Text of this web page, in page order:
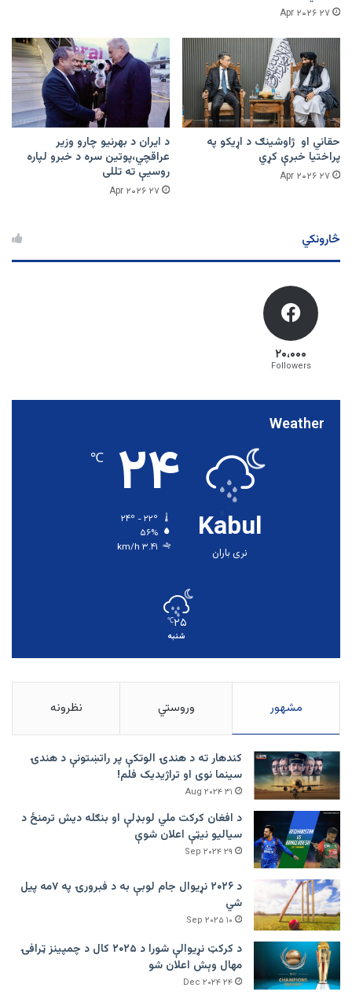
۲۷ Apr ۲۰۲۶
حقاني او ژاوشینګ د اړیکو په
پراختیا خبرې کړي
۲۷ Apr ۲۰۲۶
د ایران د بهرنیو چارو وزیر
عراقچي،پوتین سره د خبرو لپاره
روسیې ته تللی
۲۷ Apr ۲۰۲۶
څارونکي
۲۰،۰۰۰
Followers
Weather
Kabul
نری باران
۲۴ ℃
۵۶%
۳.۴۱ km/h
۲۵℃
شنبه
مشهور وروستي نظرونه
کندهار ته د هندۍ الوتکې پر راتښتونې د هندۍ
سینما نوی او تراژيديک فلم!
۳۱ Aug ۲۰۲۴
د افغان کرکت ملي لوبډلې او بنګله دیش ترمنځ د
سیالیو نیټې اعلان شوې
۲۹ Sep ۲۰۲۴
د ۲۰۲۶ نړیوال جام لوبې به د فبرورۍ په ۷مه پیل
شي
۱۰ Sep ۲۰۲۵
د کرکټ نړیوالې شورا د ۲۰۲۵ کال د چمپینز ټرافۍ
مهال وېش اعلان شو
۲۴ Dec ۲۰۲۴